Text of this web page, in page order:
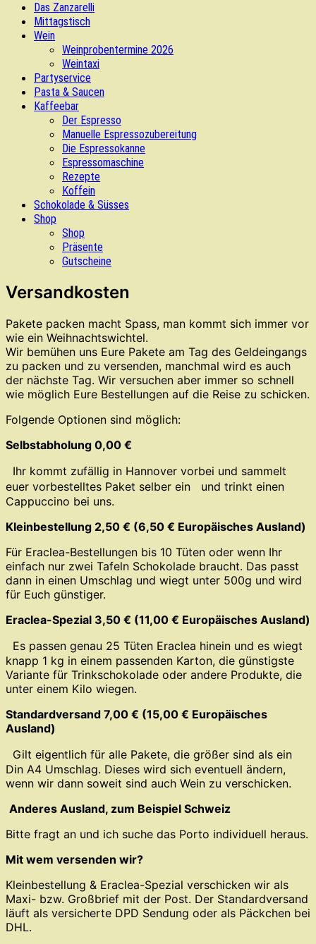
Das Zanzarelli
Mittagstisch
Wein
Weinprobentermine 2026
Weintaxi
Partyservice
Pasta & Saucen
Kaffeebar
Der Espresso
Manuelle Espressozubereitung
Die Espressokanne
Espressomaschine
Rezepte
Koffein
Schokolade & Süsses
Shop
Shop
Präsente
Gutscheine
Versandkosten
Pakete packen macht Spass, man kommt sich immer vor
wie ein Weihnachtswichtel.
Wir bemühen uns Eure Pakete am Tag des Geldeingangs
zu packen und zu versenden, manchmal wird es auch
der nächste Tag. Wir versuchen aber immer so schnell
wie möglich Eure Bestellungen auf die Reise zu schicken.
Folgende Optionen sind möglich:
Selbstabholung 0,00 €
Ihr kommt zufällig in Hannover vorbei und sammelt
euer vorbestelltes Paket selber ein und trinkt einen
Cappuccino bei uns.
Kleinbestellung 2,50 € (6,50 € Europäisches Ausland)
Für Eraclea-Bestellungen bis 10 Tüten oder wenn Ihr
einfach nur zwei Tafeln Schokolade braucht. Das passt
dann in einen Umschlag und wiegt unter 500g und wird
für Euch günstiger.
Eraclea-Spezial 3,50 € (11,00 € Europäisches Ausland)
Es passen genau 25 Tüten Eraclea hinein und es wiegt
knapp 1 kg in einem passenden Karton, die günstigste
Variante für Trinkschokolade oder andere Produkte, die
unter einem Kilo wiegen.
Standardversand 7,00 € (15,00 € Europäisches
Ausland)
Gilt eigentlich für alle Pakete, die größer sind als ein
Din A4 Umschlag. Dieses wird sich eventuell ändern,
wenn wir dann soweit sind auch Wein zu verschicken.
Anderes Ausland, zum Beispiel Schweiz
Bitte fragt an und ich suche das Porto individuell heraus.
Mit wem versenden wir?
Kleinbestellung & Eraclea-Spezial verschicken wir als
Maxi- bzw. Großbrief mit der Post. Der Standardversand
läuft als versicherte DPD Sendung oder als Päckchen bei
DHL.